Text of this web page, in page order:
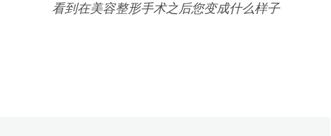
看到在美容整形手术之后您变成什么样子